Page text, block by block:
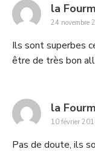
la
24 novembre
Ils sont superbes
être de très bon
la
10 février
Pas de doute, ils